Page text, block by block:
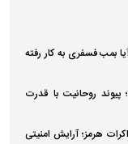
بمب فسفری به کار رفته
روحانیت با قدرت
هرمز؛ آرایش امنیتی